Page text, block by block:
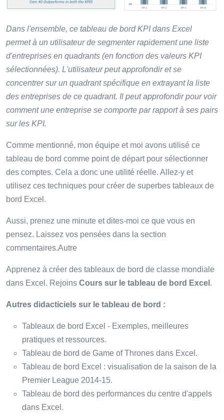
Dans l'ensemble, ce tableau de bord KPI dans Excel
permet à un utilisateur de segmenter rapidement une liste
d'entreprises en quadrants (en fonction des valeurs KPI
sélectionnées). L'utilisateur peut approfondir et se
concentrer sur un quadrant spécifique en extrayant la liste
des entreprises de ce quadrant. Il peut approfondir pour voir
comment une entreprise se comporte par rapport à ses pairs
sur les KPI.
Comme mentionné, mon équipe et moi avons utilisé ce
tableau de bord comme point de départ pour sélectionner
des comptes. Cela a donc une utilité réelle. Allez-y et
utilisez ces techniques pour créer de superbes tableaux de
bord Excel.
Aussi, prenez une minute et dites-moi ce que vous en
pensez. Laissez vos pensées dans la section
commentaires.Autre
Apprenez à créer des tableaux de bord de classe mondiale
dans Excel. Rejoins Cours sur le tableau de bord Excel .
Autres didacticiels sur le tableau de bord :
Tableaux de bord Excel - Exemples, meilleures
pratiques et ressources.
Tableau de bord de Game of Thrones dans Excel.
Tableau de bord Excel : visualisation de la saison de la
Premier League 2014-15.
Tableau de bord des performances du centre d'appels
dans Excel.